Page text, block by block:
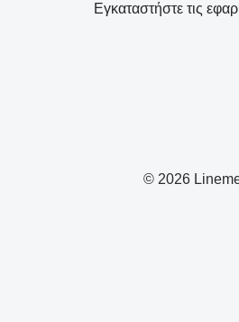
© 2026
Εγκαταστήστε τις